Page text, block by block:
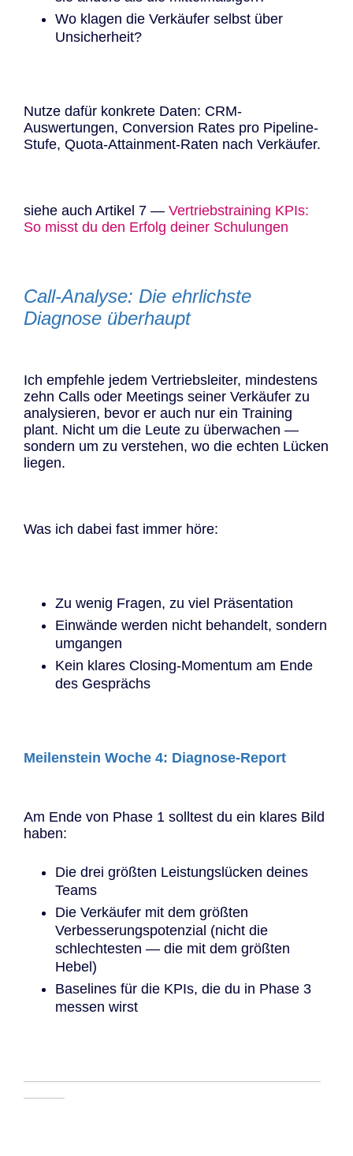
Wo klagen die Verkäufer selbst über
Unsicherheit?
Nutze dafür konkrete Daten: CRM-
Auswertungen, Conversion Rates pro Pipeline-
Stufe, Quota-Attainment-Raten nach Verkäufer.
siehe auch Artikel 7 — Vertriebstraining KPIs:
So misst du den Erfolg deiner Schulungen
Call-Analyse: Die ehrlichste
Diagnose überhaupt
Ich empfehle jedem Vertriebsleiter, mindestens
zehn Calls oder Meetings seiner Verkäufer zu
analysieren, bevor er auch nur ein Training
plant. Nicht um die Leute zu überwachen —
sondern um zu verstehen, wo die echten Lücken
liegen.
Was ich dabei fast immer höre:
Zu wenig Fragen, zu viel Präsentation
Einwände werden nicht behandelt, sondern
umgangen
Kein klares Closing-Momentum am Ende
des Gesprächs
Meilenstein Woche 4: Diagnose-Report
Am Ende von Phase 1 solltest du ein klares Bild
haben:
Die drei größten Leistungslücken deines
Teams
Die Verkäufer mit dem größten
Verbesserungspotenzial (nicht die
schlechtesten — die mit dem größten
Hebel)
Baselines für die KPIs, die du in Phase 3
messen wirst
─────────────────────────────
────